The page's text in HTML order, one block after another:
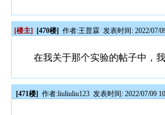
[楼主] [470楼] 作者:王普霖 发表时间: 2022/07/
在我关于那个实验的帖子中，
[471楼] 作者:liuliuliu123 发表时间: 2022/07/09